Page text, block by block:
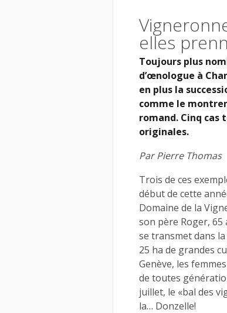
elles
Toujours plus
d’œnologue à
en plus la
comme le
romand. Cinq cas
originales.
Par Pierre Thomas
Trois de ces
début de cette
Domaine de la
son père Roger, 65
se transmet dans
25 ha de grandes
Genève, les
de toutes
juillet, le «bal des
la… Donzelle!